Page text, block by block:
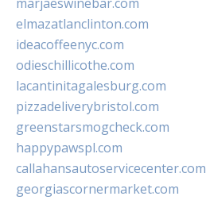
elmazatlanclinton.com
ideacoffeenyc.com
odieschillicothe.com
lacantinitagalesburg.com
pizzadeliverybristol.com
greenstarsmogcheck.com
happypawspl.com
callahansautoservicecenter.com
georgiascornermarket.com